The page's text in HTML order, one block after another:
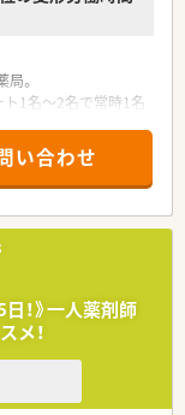
得率（実績：70％前
多いほか、介護休
境が整っています。
コンプライアンス、
厚生も充実しており
社都合の無理な異動
ている薬剤師様も多
。
1名～2名で常時1名
師の募集です！
も欲しい！
舗以上展開してい
に加わって、福利
い合わせ
！》一人薬剤師
メ！